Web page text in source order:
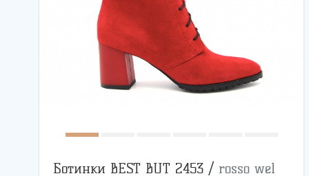
Ботинки BEST BUT 2453 / rosso wel